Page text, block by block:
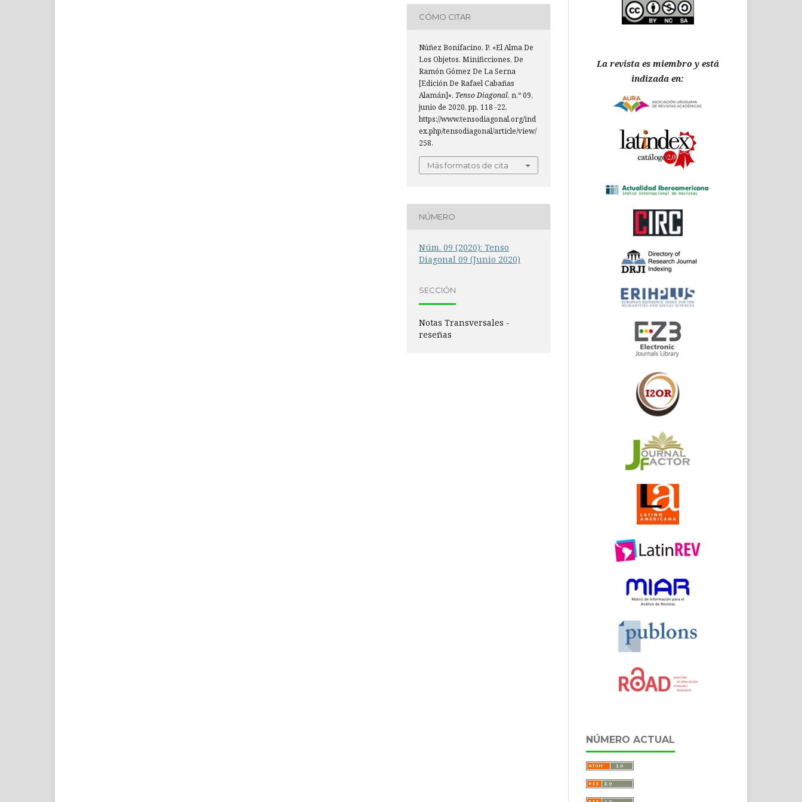
CÓMO CITAR
Núñez Bonifacino, P. «El Alma De
Los Objetos. Minificciones, De
Ramón Gómez De La Serna
[Edición De Rafael Cabañas
Alamán]». Tenso Diagonal, n.º 09,
junio de 2020, pp. 118 -22,
https://www.tensodiagonal.org/ind
ex.php/tensodiagonal/article/view/
258.
Más formatos de cita
NÚMERO
Núm. 09 (2020): Tenso
Diagonal 09 (Junio 2020)
SECCIÓN
Notas Transversales -
reseñas
La revista es miembro y está
indizada en:
NÚMERO ACTUAL